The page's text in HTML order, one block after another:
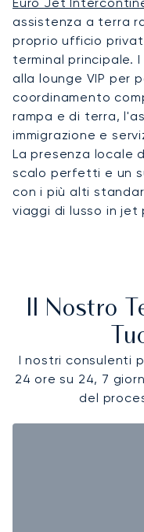
assistenza a terra
proprio ufficio
terminal principale.
alla lounge VIP per
coordinamento
rampa e di terra,
immigrazione e
La presenza locale
scalo perfetti e un
con i più alti
viaggi di lusso in jet
Il Nostro
I nostri consulenti
24 ore su 24, 7
del